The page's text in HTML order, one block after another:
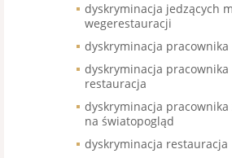
dyskryminacja jedzących
wegerestauracji
dyskryminacja pracownika
dyskryminacja pracownika
restauracja
dyskryminacja pracownika
na światopogląd
dyskryminacja restauracja